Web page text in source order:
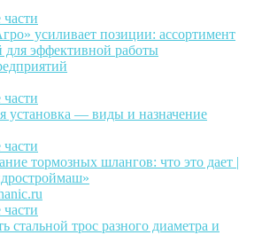
усиливает позиции: ассортимент
для эффективной работы
установка — виды и назначение
тормозных шлангов: что это дает |
стальной трос разного диаметра и